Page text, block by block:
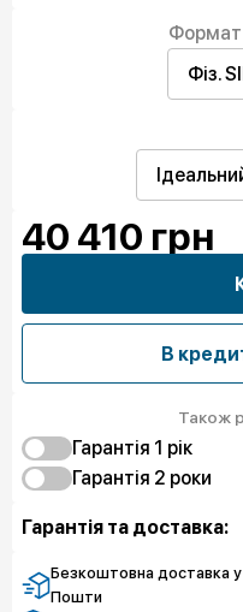
Формат
Фіз.
40 410 грн
Також
Гарантія 1 рiк
Захист від браку
Чистий спокій
Гарантія 2 роки
Захист екрану
Чистий спокій
Гарантія та доставка:
Безкоштовна доставка у
Пошти